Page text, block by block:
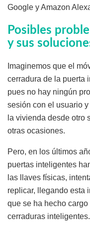
Google y Amazon
Posibles
y sus
Imaginemos que el
cerradura de la puerta
pues no hay ningún
sesión con el usuario
la vivienda desde otro
otras ocasiones.
Pero, en los últimos
puertas inteligentes
las llaves físicas,
replicar, llegando esta
que se ha hecho
cerraduras inteligentes.